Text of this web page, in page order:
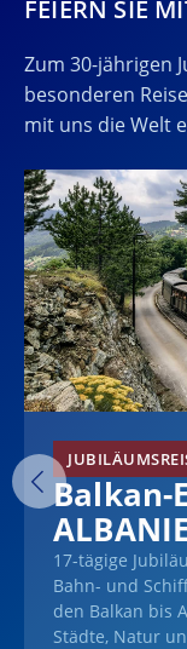
FEIERN SIE
Zum 30-jährigen
besonderen
mit uns die Welt
Balkan-
17-tägige
Bahn- und
den Balkan bis
Städte, Natur